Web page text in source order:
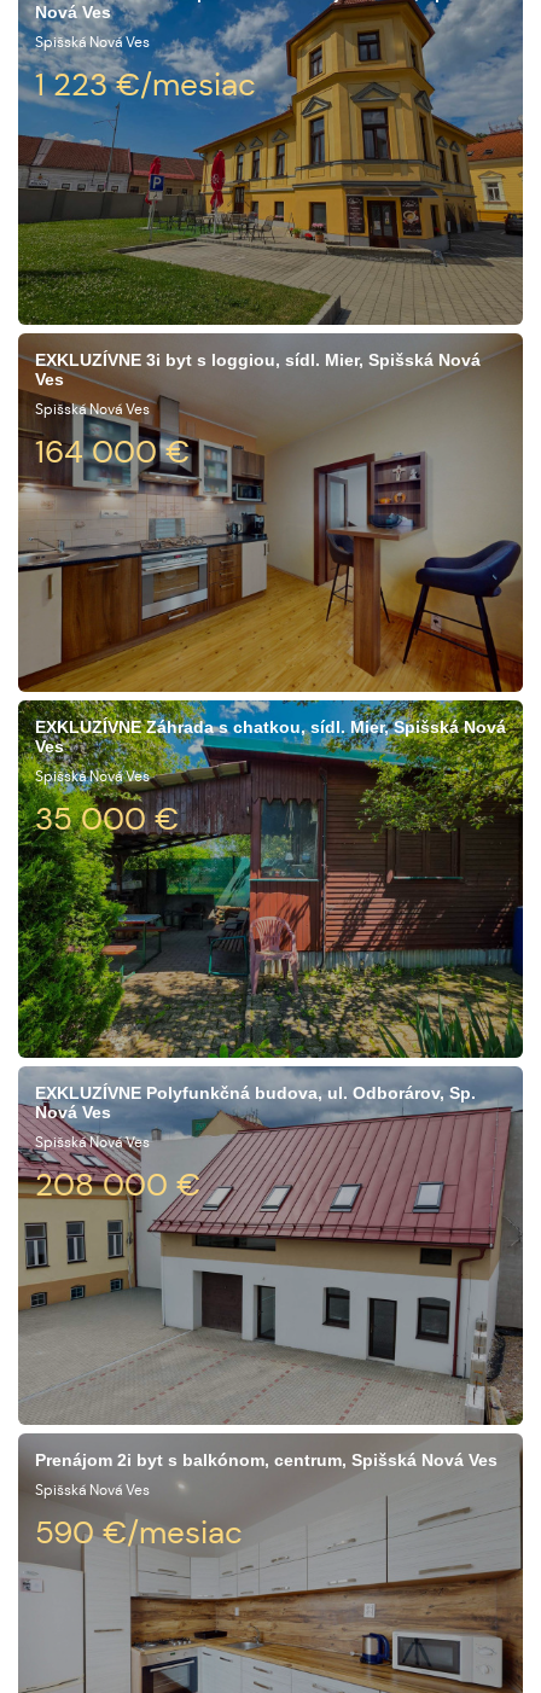
Nová Ves
Spišská Nová Ves
1 223€/mesiac
EXKLUZÍVNE 3i byt s loggiou, sídl. Mier, Spišská Nová
Ves
Spišská Nová Ves
164 000€
EXKLUZÍVNE Záhrada s chatkou, sídl. Mier, Spišská Nová
Ves
Spišská Nová Ves
35 000€
EXKLUZÍVNE Polyfunkčná budova, ul. Odborárov, Sp.
Nová Ves
Spišská Nová Ves
208 000 €
Prenájom 2i byt s balkónom, centrum, Spišská Nová Ves
Spišská Nová Ves
590€/mesiac